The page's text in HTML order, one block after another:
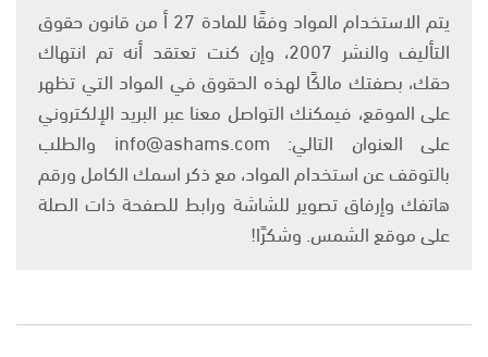
يتم الاستخدام المواد وفقًا للمادة 27 أ من قانون حقوق
التأليف والنشر 2007، وإن كنت تعتقد أنه تم انتهاك
حقك، بصفتك مالكًا لهذه الحقوق في المواد التي تظهر
على الموقع، فيمكنك التواصل معنا عبر البريد الإلكتروني
على العنوان التالي: info@ashams.com والطلب
بالتوقف عن استخدام المواد، مع ذكر اسمك الكامل ورقم
هاتفك وإرفاق تصوير للشاشة ورابط للصفحة ذات الصلة
على موقع الشمس. وشكرًا!